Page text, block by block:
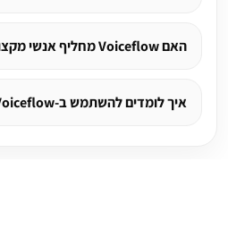
האם Voiceflow מחליף אנשי מקצוע?
איך לומדים להשתמש ב-Voiceflow נכון?